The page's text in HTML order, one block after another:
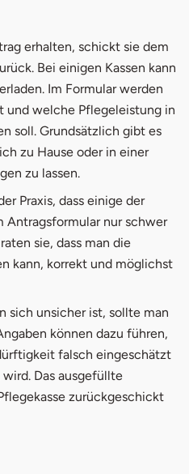
erhalten, schickt sie dem
Bei einigen Kassen kann
Im Formular werden
und welche Pflegeleistung in
soll. Grundsätzlich gibt es
zu Hause oder in einer
zu lassen.
Praxis, dass einige der
Antragsformular nur schwer
sie, dass man die
kann, korrekt und möglichst
sich unsicher ist, sollte man
können dazu führen,
falsch eingeschätzt
Das ausgefüllte
zurückgeschickt